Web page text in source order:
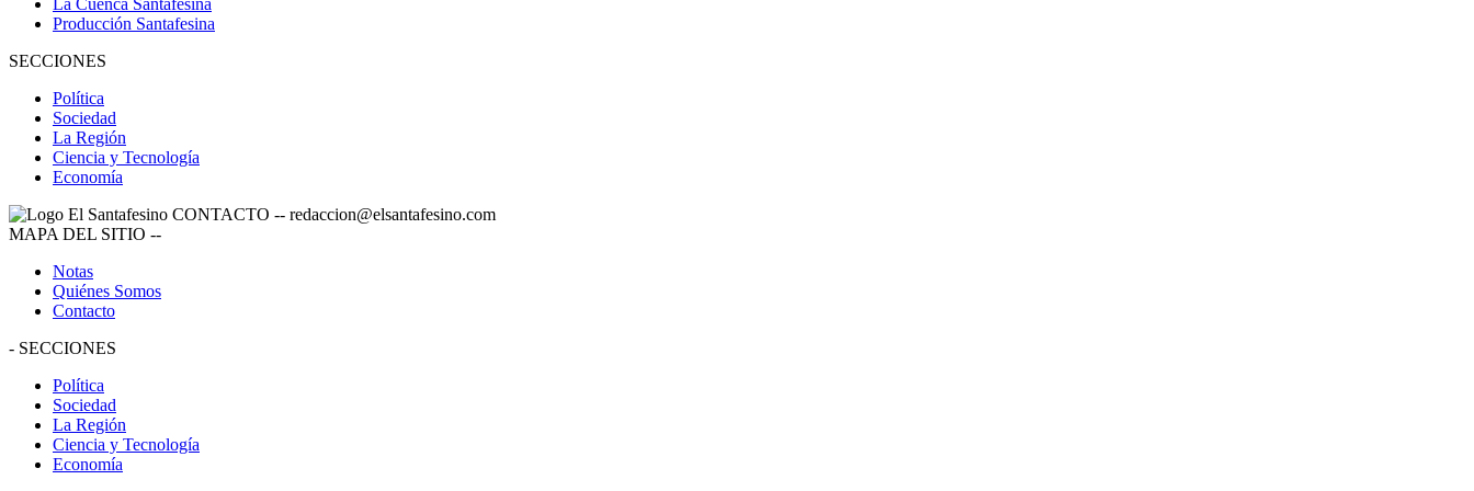
Producción Santafesina
SECCIONES
Política
Sociedad
La Región
Ciencia y Tecnología
Economía
CONTACTO -- redaccion@elsantafesino.com
MAPA DEL SITIO --
Notas
Quiénes Somos
Contacto
- SECCIONES
Política
Sociedad
La Región
Ciencia y Tecnología
Economía